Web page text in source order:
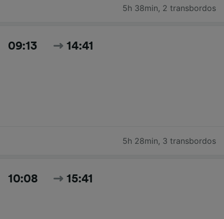
5h 38min, 2 transbordos
09:13 14:41
5h 28min, 3 transbordos
10:08 15:41